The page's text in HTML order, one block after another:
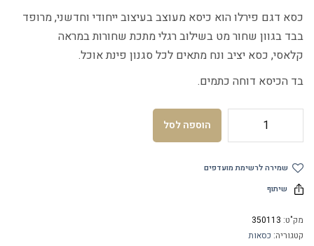
כסא דגם פירלו הוא כיסא מעוצב בעיצוב ייחודי וחדשני, מרופד
בבד בגוון שחור מט בשילוב רגלי מתכת שחורות במראה
קלאסי, כסא יציב ונח מתאים לכל סגנון פינת אוכל.
בד הכיסא דוחה כתמים.
הוספה לסל
שמירה לרשימת מועדפים
שיתוף
מק"ט: 350113
קטגוריה: כסאות